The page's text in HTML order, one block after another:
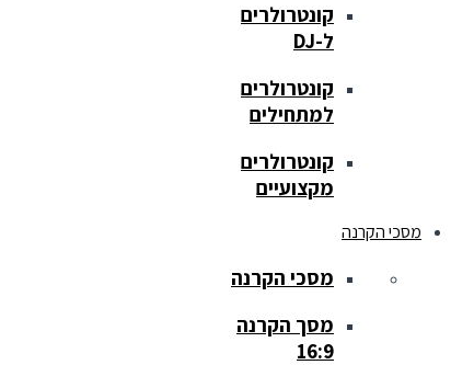
קונטרולרים
ל-DJ
קונטרולרים
למתחילים
קונטרולרים
מקצועיים
מסכי הקרנה
מסכי הקרנה
מסך הקרנה
16:9